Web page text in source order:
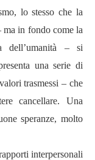
lo stesso che la
ma in fondo come la
dell’umanità – si
una serie di
trasmessi – che
cancellare. Una
speranze, molto
interpersonali